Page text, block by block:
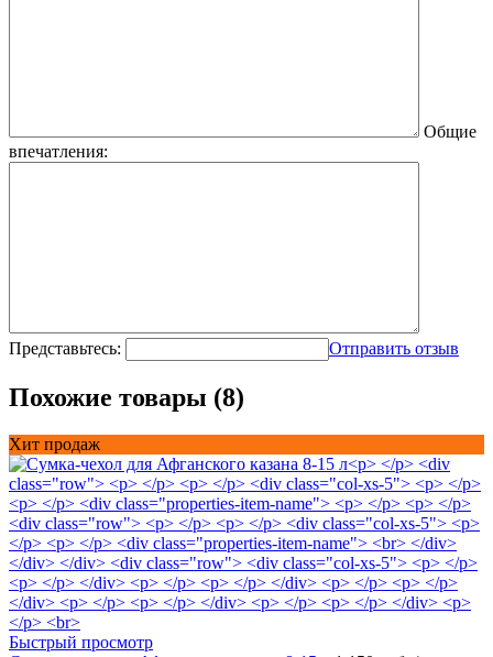
Общие
впечатления:
Представьтесь: Отправить отзыв
Похожие товары (8)
Хит продаж
Быстрый просмотр